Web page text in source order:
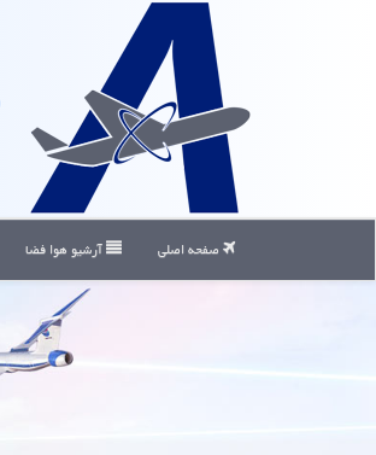
صفحه اصلی آرشیو هوا فضا